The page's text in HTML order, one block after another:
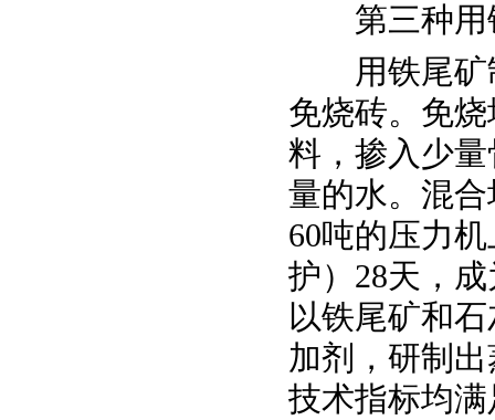
第三种用
用铁尾矿制
免烧砖。免
料，掺入少
量的水。混
60吨的压力
护）28天，
以铁尾矿和
加剂，研制
技术指标均